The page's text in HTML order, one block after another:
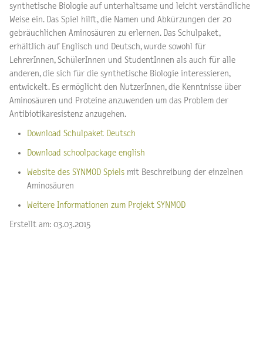
synthetische Biologie auf unterhaltsame und leicht verständliche
Weise ein. Das Spiel hilft, die Namen und Abkürzungen der 20
gebräuchlichen Aminosäuren zu erlernen. Das Schulpaket,
erhältlich auf Englisch und Deutsch, wurde sowohl für
LehrerInnen, SchülerInnen und StudentInnen als auch für alle
anderen, die sich für die synthetische Biologie interessieren,
entwickelt. Es ermöglicht den NutzerInnen, die Kenntnisse über
Aminosäuren und Proteine anzuwenden um das Problem der
Antibiotikaresistenz anzugehen.
Download Schulpaket Deutsch
Download schoolpackage english
Website des SYNMOD Spiels mit Beschreibung der einzelnen
Aminosäuren
Weitere Informationen zum Projekt SYNMOD
Erstellt am: 03.03.2015